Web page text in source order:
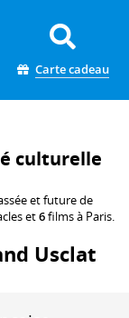
Carte cadeau
culturelle
et future de
et6films à Paris.
Usclat